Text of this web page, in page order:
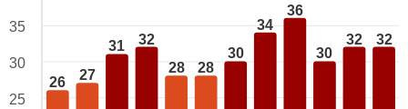
26 27
31 32
28 28
30
34
36
30
32 32
35
30
25